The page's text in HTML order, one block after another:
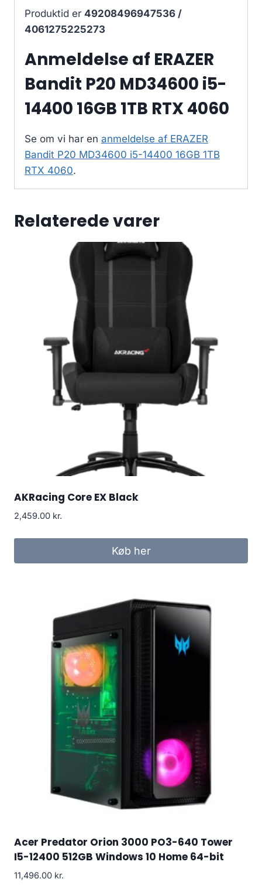
Produktid er 49208496947536 /
4061275225273
Anmeldelse af ERAZER
Bandit P20 MD34600 i5-
14400 16GB 1TB RTX 4060
Se om vi har en anmeldelse af ERAZER
Bandit P20 MD34600 i5-14400 16GB 1TB
RTX 4060.
Relaterede varer
AKRacing Core EX Black
2,459.00 kr.
Køb her
Acer Predator Orion 3000 PO3-640 Tower
I5-12400 512GB Windows 10 Home 64-bit
11,496.00 kr.